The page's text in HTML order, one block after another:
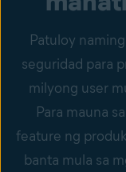
Patuloy
seguridad para
milyong user
Para mauna
feature ng
banta mula sa